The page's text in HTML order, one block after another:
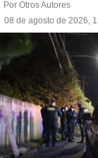
Por Otros Autores
08 de agosto de 2026,